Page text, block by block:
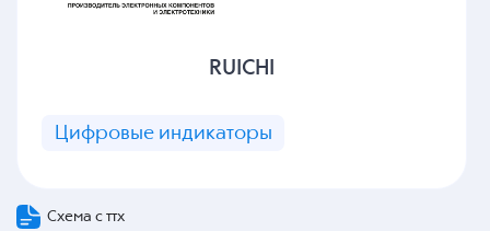
RUICHI
Цифровые индикаторы
Схема с ттх